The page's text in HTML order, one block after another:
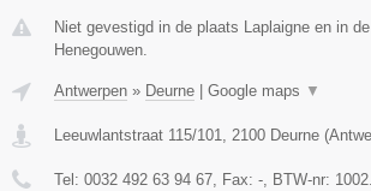
Niet gevestigd in de plaats Laplaigne en in
Henegouwen.
Antwerpen » Deurne Google maps ▼
Leeuwlantstraat 115/101, 2100 Deurne (
Tel: 0032 492 63 94 67, Fax: -, BTW-nr: